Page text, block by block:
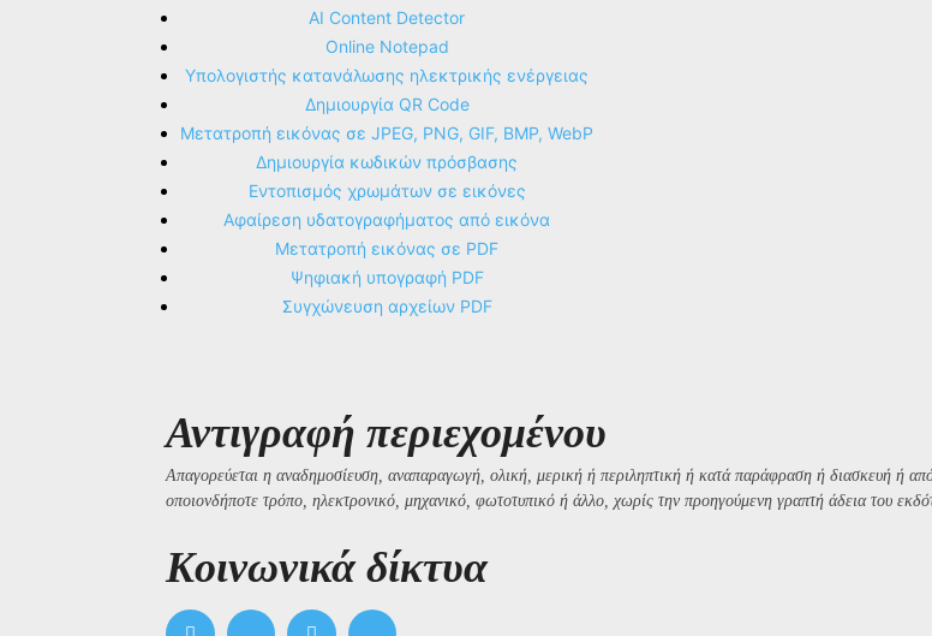
AI Content Detector
Online Notepad
Υπολογιστής κατανάλωσης ηλεκτρικής ενέργειας
Δημιουργία QR Code
Μετατροπή εικόνας σε JPEG, PNG, GIF, BMP, WebP
Δημιουργία κωδικών πρόσβασης
Εντοπισμός χρωμάτων σε εικόνες
Αφαίρεση υδατογραφήματος από εικόνα
Μετατροπή εικόνας σε PDF
Ψηφιακή υπογραφή PDF
Συγχώνευση αρχείων PDF
Αντιγραφή περιεχομένου
Απαγορεύεται η αναδημοσίευση, αναπαραγωγή, ολική, μερική ή περιληπτική ή κατά παράφραση ή διασκευή ή
οποιονδήποτε τρόπο, ηλεκτρονικό, μηχανικό, φωτοτυπικό ή άλλο, χωρίς την προηγούμενη γραπτή άδεια του
Kοινωνικά δίκτυα